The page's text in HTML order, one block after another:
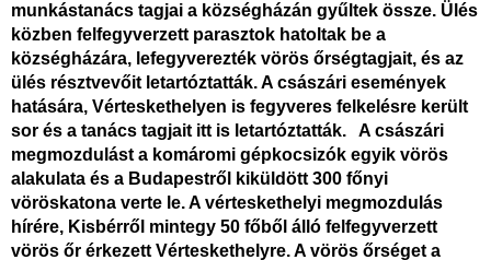
munkástanács tagjai a községházán gyűltek össze. Ülés
közben felfegyverzett parasztok hatoltak be a
községházára, lefegyverezték vörös őrségtagjait, és az
ülés résztvevőit letartóztatták. A császári események
hatására, Vérteskethelyen is fegyveres felkelésre került
sor és a tanács tagjait itt is letartóztatták. A császári
megmozdulást a komáromi gépkocsizók egyik vörös
alakulata és a Budapestről kiküldött 300 főnyi
vöröskatona verte le. A vérteskethelyi megmozdulás
hírére, Kisbérről mintegy 50 főből álló felfegyverzett
vörös őr érkezett Vérteskethelyre. A vörös őrséget a